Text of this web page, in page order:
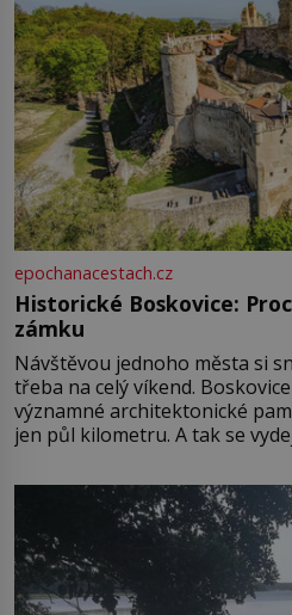
epochanacestach.cz
Historické Boskovice:
zámku
Návštěvou jednoho města si
třeba na celý víkend.
významné architektonické
jen půl kilometru. A tak se
Boskovice na okraji
ve13. století, a už v roce 1313